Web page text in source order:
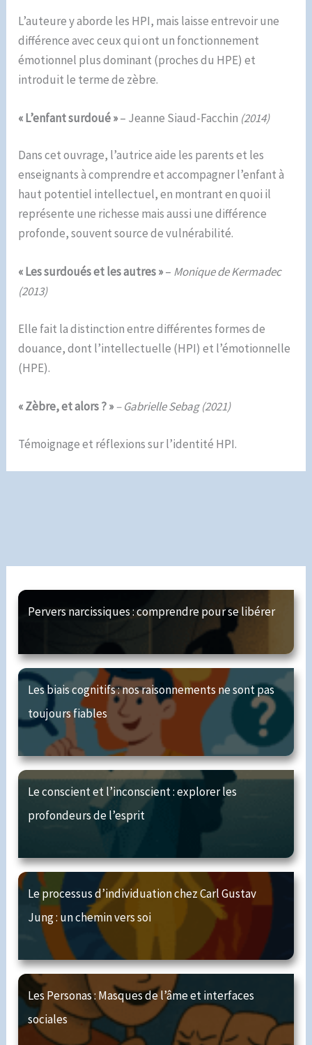
L’auteure y aborde les HPI, mais laisse entrevoir une
différence avec ceux qui ont un fonctionnement
émotionnel plus dominant (proches du HPE) et
introduit le terme de zèbre.
« L’enfant surdoué »– Jeanne Siaud-Facchin (2014)
Dans cet ouvrage, l’autrice aide les parents et les
enseignants à comprendre et accompagner l’enfant à
haut potentiel intellectuel, en montrant en quoi il
représente une richesse mais aussi une différence
profonde, souvent source de vulnérabilité.
« Les surdoués et les autres »– Monique de Kermadec
(2013)
Elle fait la distinction entre différentes formes de
douance, dont l’intellectuelle (HPI) et l’émotionnelle
(HPE).
« Zèbre, et alors ? » – Gabrielle Sebag (2021)
Témoignage et réflexions sur l’identité HPI.
Pervers narcissiques : comprendre pour se libérer
Les biais cognitifs : nos raisonnements ne sont pas
toujours fiables
Le conscient et l’inconscient : explorer les
profondeurs de l’esprit
Le processus d’individuation chez Carl Gustav
Jung : un chemin vers soi
Les Personas : Masques de l’âme et interfaces
sociales